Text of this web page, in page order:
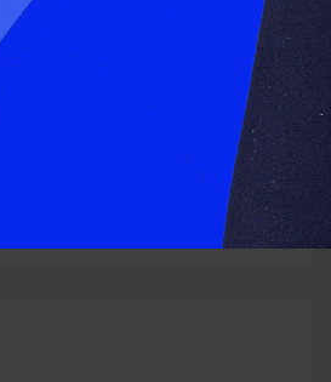
en carne que iba a ser entregada a
›